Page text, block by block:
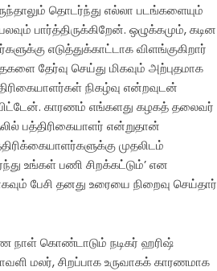
தொடர்ந்து எல்லா படங்களையும்
பார்த்திருக்கிறேன். ஒழுக்கமும், கடின
எடுத்துக்காட்டாக விளங்குகிறார்
தேர்வு செய்து மிகவும் அற்புதமாக
நிகழ்வு என்றவுடன்
காரணம் எங்களது கழகத் தலைவர்
பத்திரிகையாளர் என்றுதான்
முதலிடம்
உங்கள் பணி சிறக்கட்டும்’ என
பேசி தனது உரையை நிறைவு செய்தார்
நாள் கொண்டாடும் நடிகர் ஹரிஷ்
மலர், சிறப்பாக உருவாகக் காரணமாக